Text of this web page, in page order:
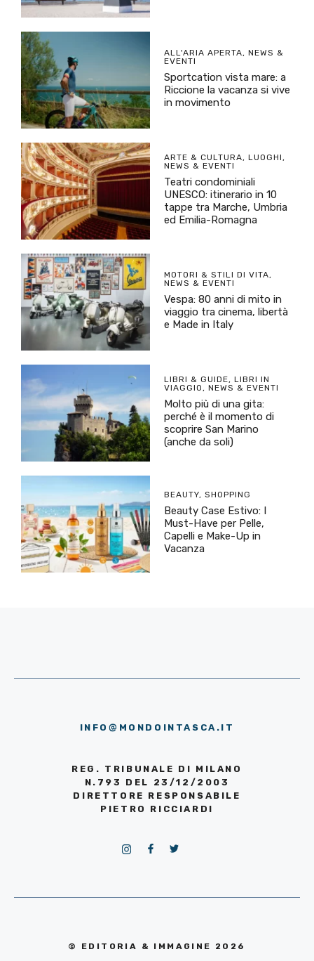
ALL'ARIA APERTA, NEWS &
EVENTI
Sportcation vista mare: a
Riccione la vacanza si vive
in movimento
ARTE & CULTURA, LUOGHI,
NEWS & EVENTI
Teatri condominiali
UNESCO: itinerario in 10
tappe tra Marche, Umbria
ed Emilia-Romagna
MOTORI & STILI DI VITA,
NEWS & EVENTI
Vespa: 80 anni di mito in
viaggio tra cinema, libertà
e Made in Italy
LIBRI & GUIDE, LIBRI IN
VIAGGIO, NEWS & EVENTI
Molto più di una gita:
perché è il momento di
scoprire San Marino
(anche da soli)
BEAUTY, SHOPPING
Beauty Case Estivo: I
Must-Have per Pelle,
Capelli e Make-Up in
Vacanza
INFO@MONDOINTASCA.IT
REG. TRIBUNALE DI MILANO
N.793 DEL 23/12/2003
DIRETTORE RESPONSABILE
PIETRO RICCIARDI
© EDITORIA & IMMAGINE 2026